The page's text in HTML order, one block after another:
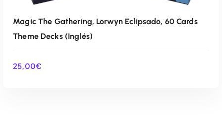
Magic The Gathering, Lorwyn Eclipsado, 60 Cards
Theme Decks (Inglés)
25,00€